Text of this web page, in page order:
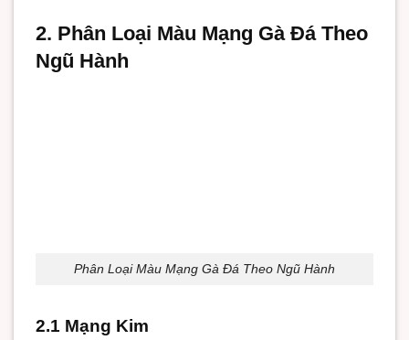
2. Phân Loại Màu Mạng Gà Đá Theo
Ngũ Hành
Phân Loại Màu Mạng Gà Đá Theo Ngũ Hành
2.1 Mạng Kim